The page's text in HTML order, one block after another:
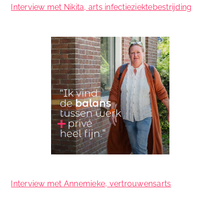
Interview met Nikita, arts infectieziektebestrijding
Interview met Annemieke, vertrouwensarts